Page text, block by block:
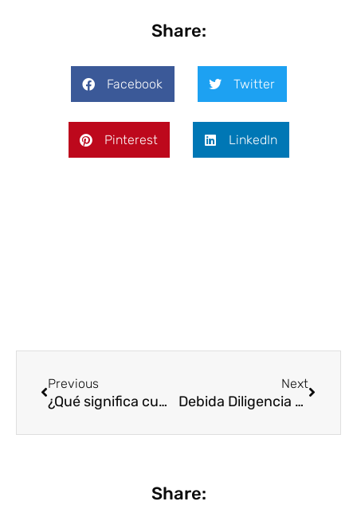
Share:
Facebook Twitter
Pinterest LinkedIn
Previous
¿Qué significa cumplir los estándares de sostenibilidad empresarial?
Next
Debida Diligencia en Sostenibilidad: ¿Qué Significa realmente para tu Empresa?
Share: